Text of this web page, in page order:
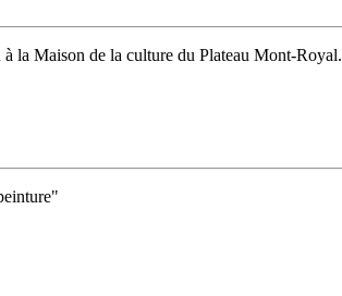
la Maison de la culture du Plateau Mont-Royal.